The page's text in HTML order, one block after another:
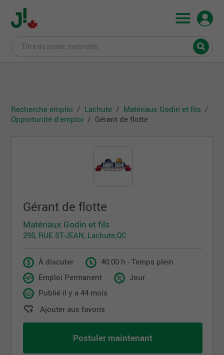
Recherche emploi Lachute
Matériaux Godin et fils
Opportunité d'emploi
Gérant de flotte
Gérant de flotte
Matériaux Godin et fils
295, RUE ST-JEAN, Lachute,QC
À discuter
40.00 h - Temps plein
Emploi Permanent
Jour
Publié il y a 44 mois
Ajouter aux favoris
Postuler maintenant